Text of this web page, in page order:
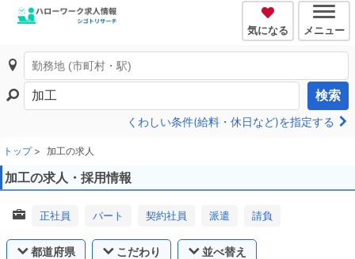
気になる メニュー
検索
くわしい条件(給料・休日など)を指定する
トップ 加工の求人
加工の求人・採用情報
正社員 パート 契約社員 派遣 請負
都道府県 こだわり 並べ替え